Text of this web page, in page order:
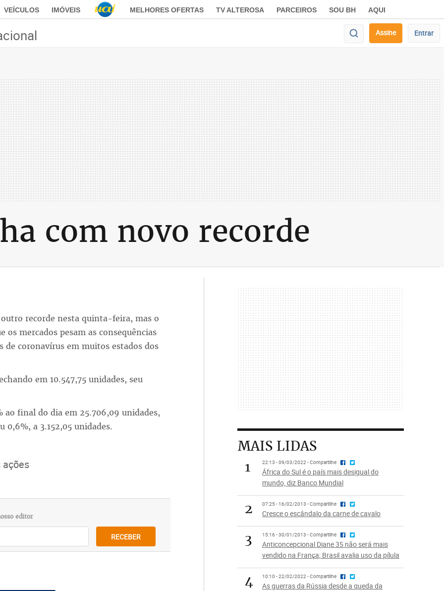
VEÍCULOS IMÓVEIS MELHORES OFERTAS TV ALTEROSA PARCEIROS SOU BH AQUI
Assine Entrar
com novo recorde
recorde nesta quinta-feira, mas o
os mercados pesam as consequências
de coronavírus em muitos estados dos
em 10.547,75 unidades, seu
ao final do dia em 25.706,09 unidades,
0,6%, a 3.152,05 unidades.
editor
RECEBER
MAIS LIDAS
1
22:13 - 09/03/2022 - Compartilhe
África do Sul é o país mais desigual do
mundo, diz Banco Mundial
2 07:25 - 16/02/2013 - Compartilhe
Cresce o escândalo da carne de cavalo
3 15:16 - 30/01/2013 - Compartilhe
Anticoncepcional Diane 35 não será mais
vendido na França; Brasil avalia uso da pílula
4 10:10 - 22/02/2022 - Compartilhe
As guerras da Rússia desde a queda da